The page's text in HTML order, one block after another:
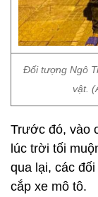
Đối tượng Ngô
vật.
Trước đó, vào
lúc trời tối
qua lại, các
cắp xe mô tô.